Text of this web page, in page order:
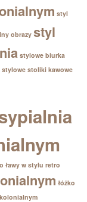
styl
obrazy styl
stylowe biurka
stylowe stoliki kawowe
ławy w stylu retro
łóżko